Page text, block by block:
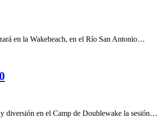
en la Wakebeach, en el Río San Antonio…
diversión en el Camp de Doublewake la sesión…